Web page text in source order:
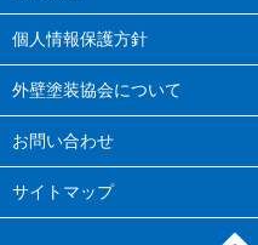
個人情報保護方針
外壁塗装協会について
お問い合わせ
サイトマップ